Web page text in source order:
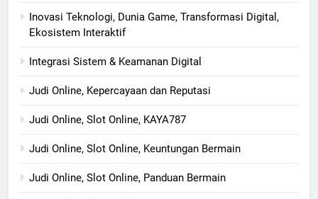
Inovasi Teknologi, Dunia Game, Transformasi Digital,
Ekosistem Interaktif
Integrasi Sistem & Keamanan Digital
Judi Online, Kepercayaan dan Reputasi
Judi Online, Slot Online, KAYA787
Judi Online, Slot Online, Keuntungan Bermain
Judi Online, Slot Online, Panduan Bermain